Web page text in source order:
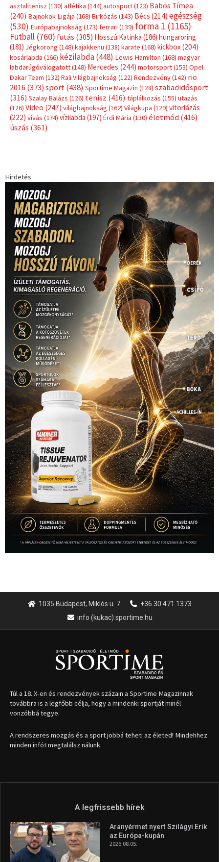
asztalitenisz (130) atlétika (144) autosport(123) Babos Tímea
(240) Bajnokok Ligája (168) Birkózás (143) Bécs (214) egészség
(530) Európabajnokság (173) ferrari (139) forma 1 (1165)
Futball (760) futás (305) Hosszú Katinka (186) hungaroring
(181) Jégkorong (148) kajakkenu (138) karate (168) kickbox(204)
kosárlabda (166) kézilabda(448) Lewis Hamilton (168) magyar
labdarúgóválogatott(148) Mercedes (244) motorsport(153) Opel
Dakar Team (132) Rali Világbajnokság (122) Rendezvény(142) rio
2016 (373) sport(438) Sportime Magazin (128) szabadidősport
(316) Szalay Balázs (126) tenisz (416) táplálkozás (155) utazás
(126) Video (247) világbajnokság (162) Világkupa (129) vitorlázás
(222) vívás (174) vízilabda (197) Érdi Mária (130) életmód(416)
úszás (361)
Hirdetés
1035 Budapest, Miklós u. 7.
+36 30 471 1373
info (kukac) sportime.hu
Túl a 18. X-en és rendezvények százain a Sportime Magazinnak
továbbra is a legfőbb célja, hogy a mindenki sportját minél
vonzóbbá tegye.
A rendszeres mozgás és a sport jobbá teheti az életed! Mindehhez
minden infót megtalálsz nálunk.
A legfrissebb hírek
Aranyérmet nyert Szilágyi Erik
az Európa-kupán
2026.08.05.